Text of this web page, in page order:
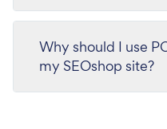
Why should I use
my SEOshop site?